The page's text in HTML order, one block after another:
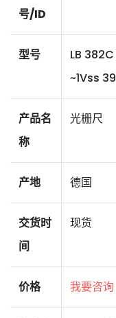
号/ID
型号
LB
~1Vss
产品名
称
光栅尺
产地 德国
交货时
间
现货
价格 我要咨询